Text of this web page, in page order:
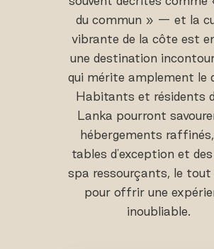
du commun » — et la
vibrante de la côte est
une destination
qui mérite amplement le
Habitants et résidents
Lanka pourront
hébergements
tables d'exception et
spa ressourçants, le tout
pour offrir une
inoubliable.